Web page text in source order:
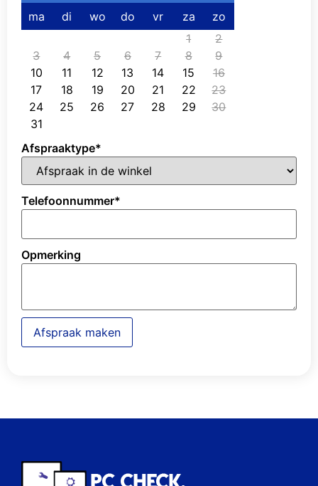
ma di wo do vr za
zo
1
2
3
4 5 6 7 8
9
10
11 12 13 14 15
16
17
18 19 20 21 22
23
24
25 26 27 28 29
30
31
Afspraaktype*
Telefoonnummer*
Opmerking
Afspraak maken